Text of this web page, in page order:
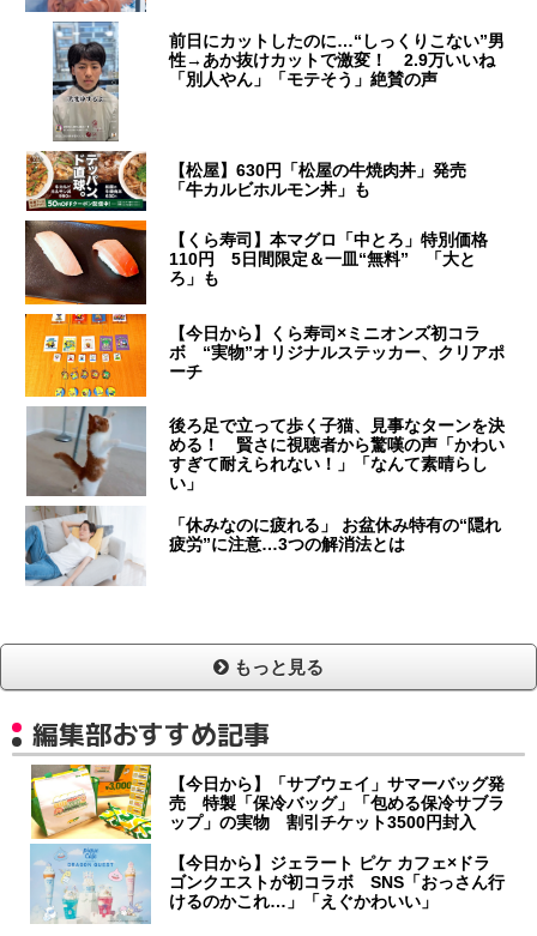
前日にカットしたのに…“しっくりこない”男
性→あか抜けカットで激変！ 2.9万いいね
「別人やん」「モテそう」絶賛の声
【松屋】630円「松屋の牛焼肉丼」発売
「牛カルビホルモン丼」も
【くら寿司】本マグロ「中とろ」特別価格
110円 5日間限定＆一皿“無料” 「大と
ろ」も
【今日から】くら寿司×ミニオンズ初コラ
ボ “実物”オリジナルステッカー、クリアポ
ーチ
後ろ足で立って歩く子猫、見事なターンを決
める！ 賢さに視聴者から驚嘆の声「かわい
すぎて耐えられない！」「なんて素晴らし
い」
「休みなのに疲れる」 お盆休み特有の“隠れ
疲労”に注意…3つの解消法とは
もっと見る
編集部おすすめ記事
【今日から】「サブウェイ」サマーバッグ発
売 特製「保冷バッグ」「包める保冷サブラ
ップ」の実物 割引チケット3500円封入
【今日から】ジェラート ピケ カフェ×ドラ
ゴンクエストが初コラボ SNS「おっさん行
けるのかこれ…」「えぐかわいい」